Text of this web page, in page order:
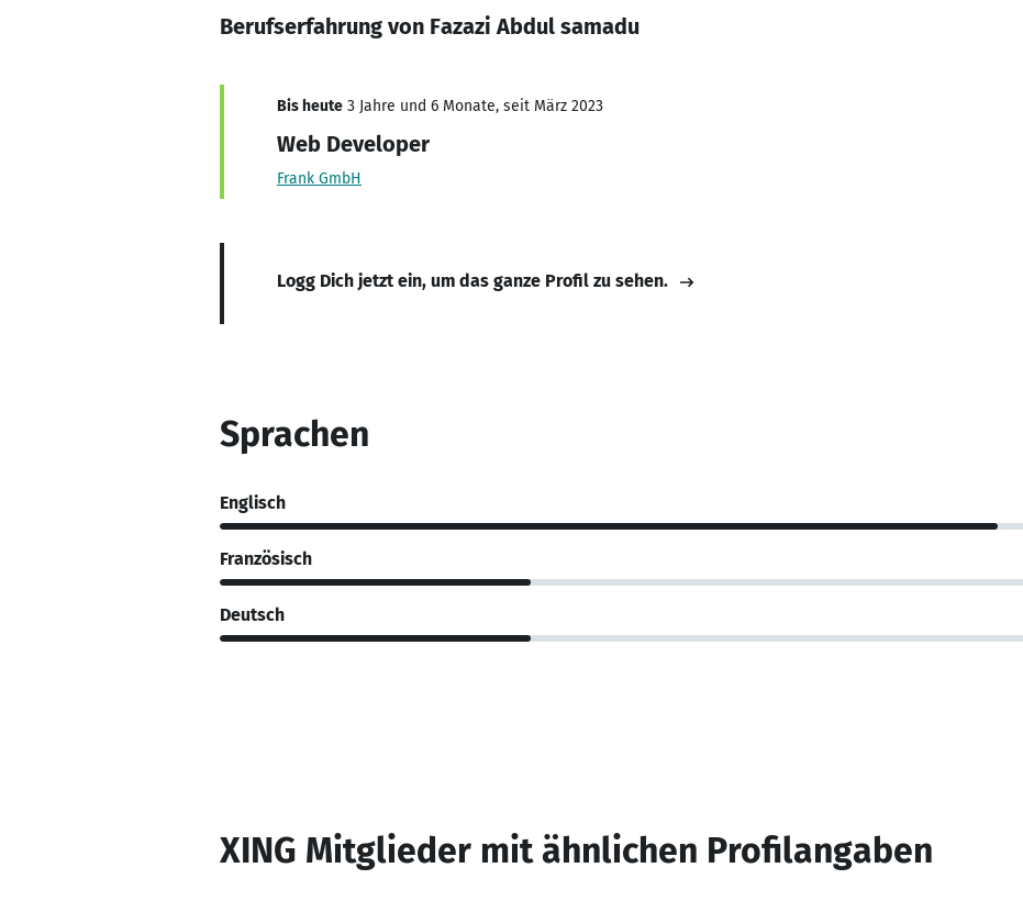
Berufserfahrung von Fazazi Abdul samadu
Bis heute 3 Jahre und 6 Monate, seit März 2023
Web Developer
Frank GmbH
Logg Dich jetzt ein, um das ganze Profil zu sehen.
Sprachen
Englisch
Französisch
Deutsch
XING Mitglieder mit ähnlichen Profilangaben